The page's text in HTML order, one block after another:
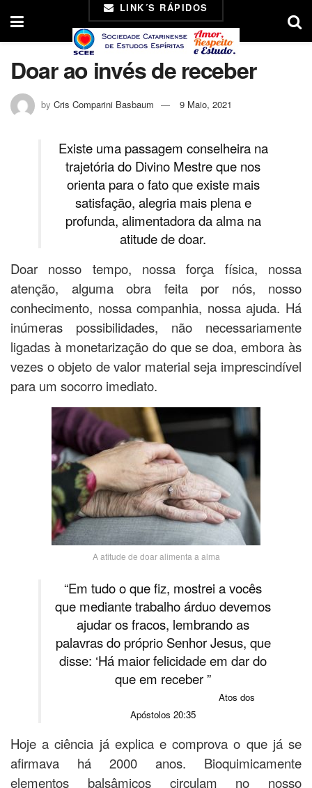
LINK´S RÁPIDOS
Doar ao invés de receber
by Cris Comparini Basbaum 9 Maio, 2021
Existe uma passagem conselheira na
trajetória do Divino Mestre que nos
orienta para o fato que existe mais
satisfação, alegria mais plena e
profunda, alimentadora da alma na
atitude de doar.
Doar nosso tempo, nossa força física, nossa
atenção, alguma obra feita por nós, nosso
conhecimento, nossa companhia, nossa ajuda. Há
inúmeras possibilidades, não necessariamente
ligadas à monetarização do que se doa, embora às
vezes o objeto de valor material seja imprescindível
para um socorro imediato.
A atitude de doar alimenta a alma
“Em tudo o que fiz, mostrei a vocês
que mediante trabalho árduo devemos
ajudar os fracos, lembrando as
palavras do próprio Senhor Jesus, que
disse: ‘Há maior felicidade em dar do
que em receber ”
Atos dos
Apóstolos 20:35
Hoje a ciência já explica e comprova o que já se
afirmava há 2000 anos. Bioquimicamente
elementos balsâmicos circulam no nosso